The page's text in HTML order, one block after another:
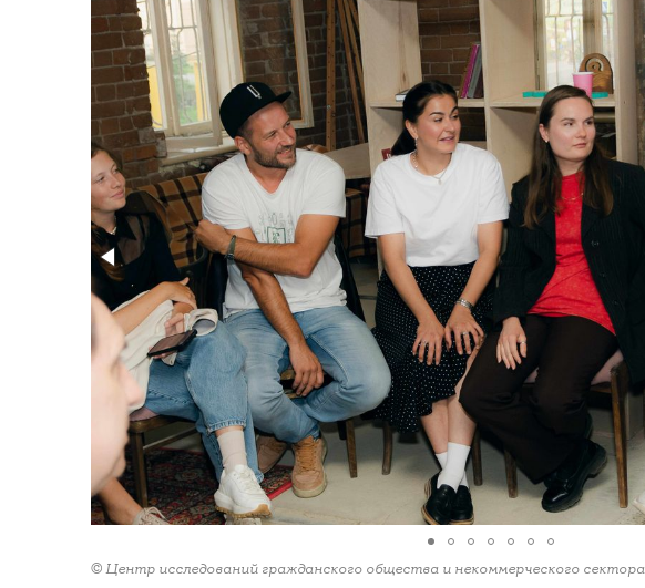
© Центр исследований гражданского общества и некоммерческого